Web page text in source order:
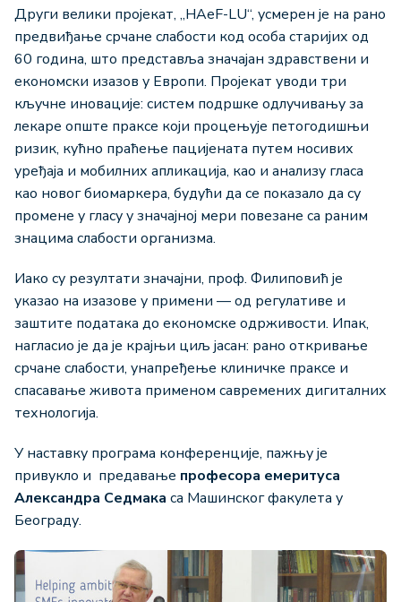
Други велики пројекат, „HAeF-LU“, усмерен је на рано
предвиђање срчане слабости код особа старијих од
60 година, што представља значајан здравствени и
економски изазов у Европи. Пројекат уводи три
кључне иновације: систем подршке одлучивању за
лекаре опште праксе који процењује петогодишњи
ризик, кућно праћење пацијената путем носивих
уређаја и мобилних апликација, као и анализу гласа
као новог биомаркера, будући да се показало да су
промене у гласу у значајној мери повезане са раним
знацима слабости организма.
Иако су резултати значајни, проф. Филиповић је
указао на изазове у примени — од регулативе и
заштите података до економске одрживости. Ипак,
нагласио је да је крајњи циљ јасан: рано откривање
срчане слабости, унапређење клиничке праксе и
спасавање живота применом савремених дигиталних
технологија.
У наставку програма конференције, пажњу је
привукло и предавање професора емеритуса
Александра Седмака са Машинског факулета у
Београду.